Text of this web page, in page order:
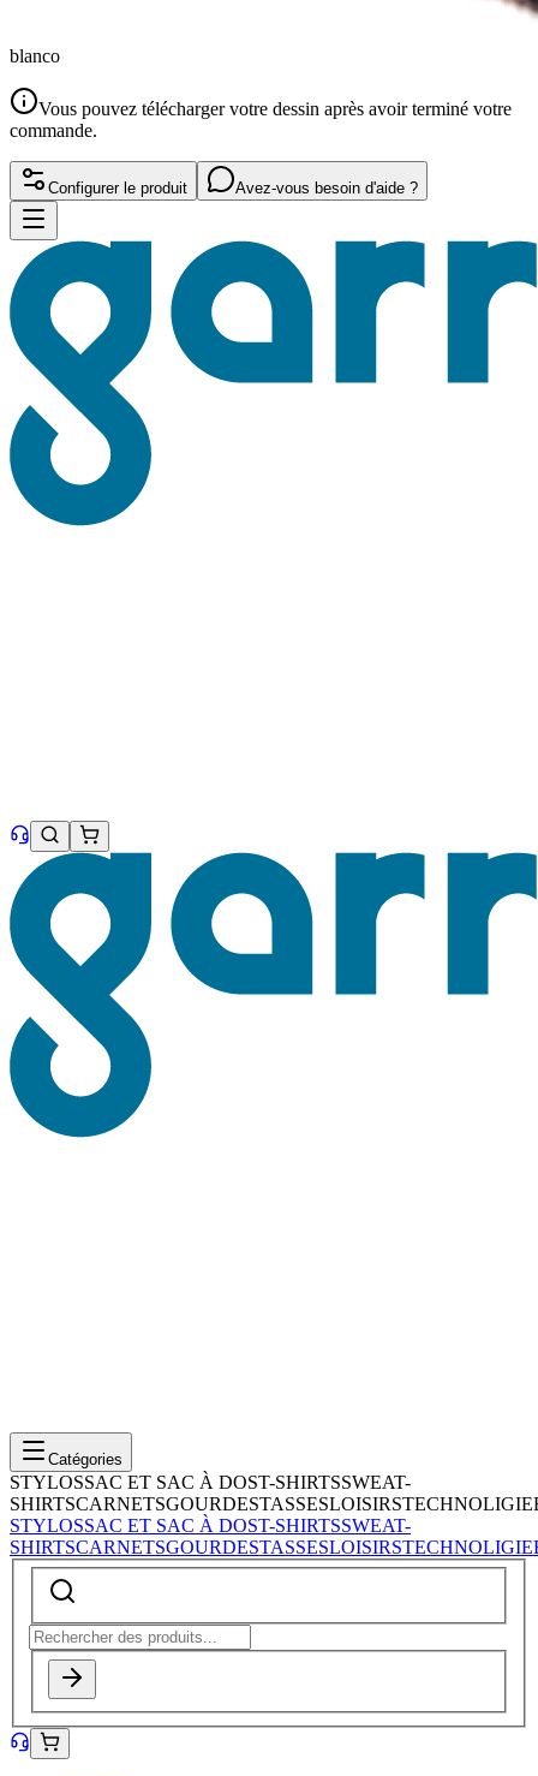
blanco
Vous pouvez télécharger votre dessin après avoir terminé votre
commande.
Configurer le produit Avez-vous besoin d'aide ?
Catégories
STYLOSSAC ET SAC À DOST-SHIRTSSWEAT-
SHIRTSCARNETSGOURDESTASSESLOISIRSTECHNOLIGIE
STYLOSSAC ET SAC À DOST-SHIRTSSWEAT-
SHIRTSCARNETSGOURDESTASSESLOISIRSTECHNOLIGIE